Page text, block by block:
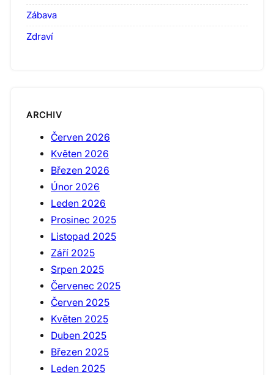
Zábava
Zdraví
ARCHIV
Červen 2026
Květen 2026
Březen 2026
Únor 2026
Leden 2026
Prosinec 2025
Listopad 2025
Září 2025
Srpen 2025
Červenec 2025
Červen 2025
Květen 2025
Duben 2025
Březen 2025
Leden 2025